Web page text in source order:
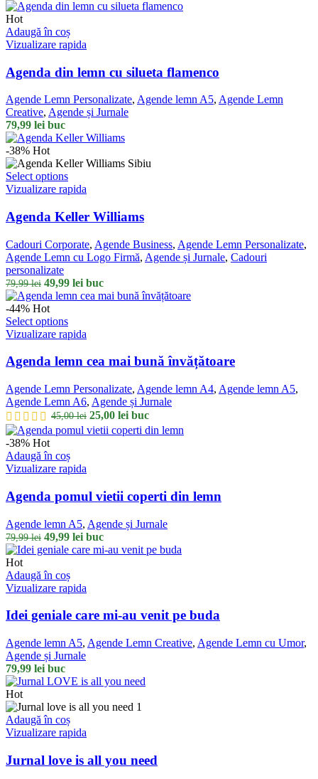
Hot
Adaugă în coș
Vizualizare rapida
Agenda din lemn cu silueta flamenco
Agende Lemn Personalizate, Agende lemn A5, Agende Lemn
Creative, Agende și Jurnale
79,99 lei buc
-38% Hot
Select options
Vizualizare rapida
Agenda Keller Williams
Cadouri Corporate, Agende Business, Agende Lemn Personalizate,
Agende Lemn cu Logo Firmă, Agende și Jurnale, Cadouri
personalizate
79,99lei Prețul
inițial
a
fost:
79,99 lei.
49,99 leiPrețul
curent
buc
-44% Hot
Select options
Vizualizare rapida
Agenda lemn cea mai bună învățătoare
Agende Lemn Personalizate, Agende lemn A4, Agende lemn A5,
Agende Lemn A6, Agende și Jurnale
45,00lei Prețul
inițial
a
25,00 leiPrețul
curent
este:
buc
-38% Hot
Adaugă în coș
Vizualizare rapida
Agenda pomul vietii coperti din lemn
Agende lemn A5, Agende și Jurnale
79,99lei Prețul
inițial
fost:
79,99 lei.
49,99 leiPrețul
curent
buc
Hot
Adaugă în coș
Vizualizare rapida
Idei geniale care mi-au venit pe buda
Agende lemn A5, Agende Lemn Creative, Agende Lemn cu Umor,
Agende și Jurnale
79,99 lei buc
Hot
Adaugă în coș
Vizualizare rapida
Jurnal love is all you need